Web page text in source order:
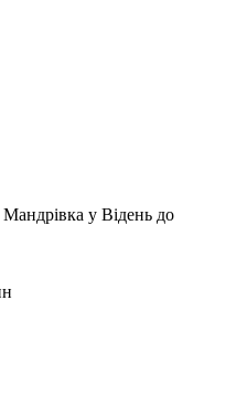
Мандрівка у Відень до